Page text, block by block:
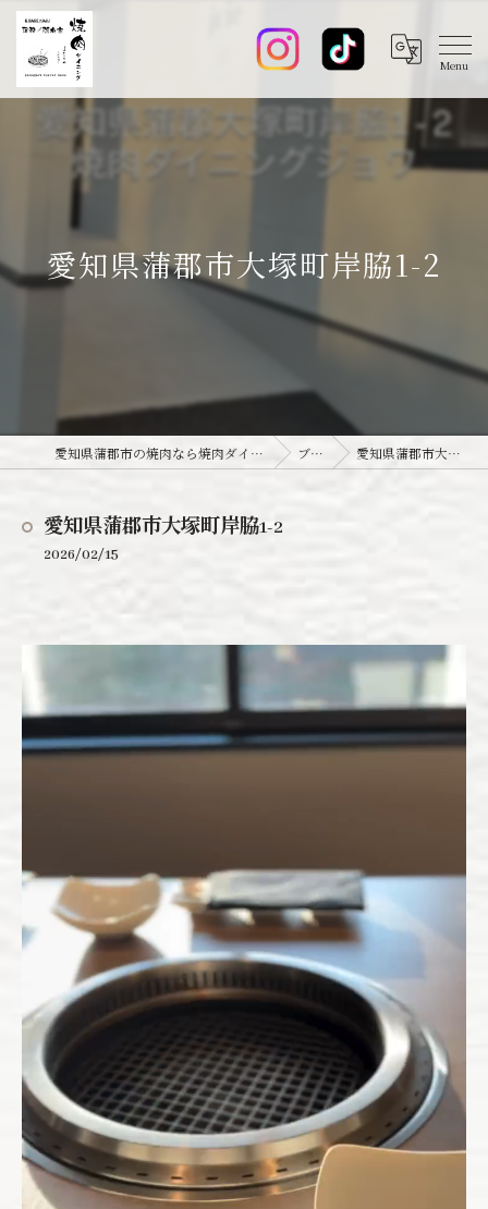
愛知県蒲郡市大塚町岸脇1-2
愛知県蒲郡市の焼肉なら焼肉ダイニング joie-ジョワ- ブログ 愛知県蒲郡市大塚町岸脇1-2
愛知県蒲郡市大塚町岸脇1-2
2026/02/15